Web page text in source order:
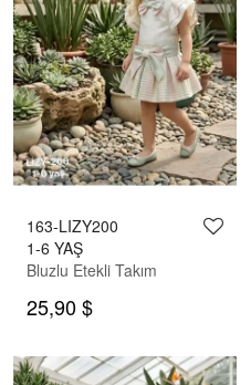
163-LIZY200
1-6 YAŞ
Bluzlu Etekli Takım
25,90 $